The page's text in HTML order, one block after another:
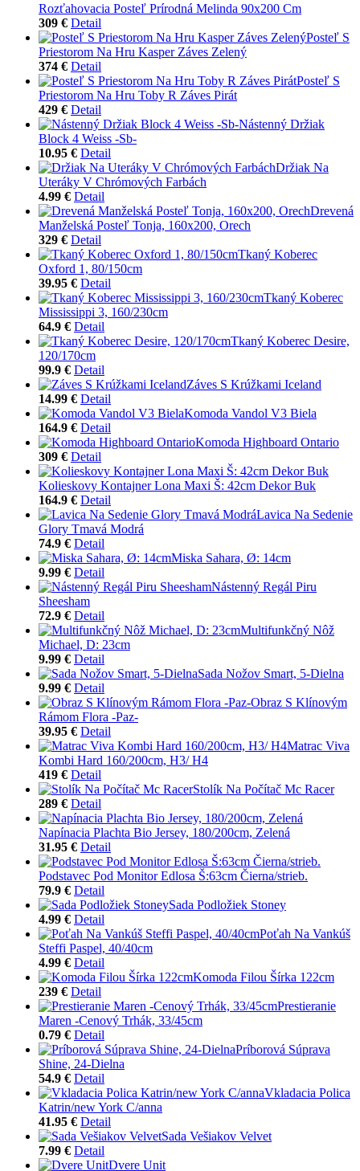
Rozťahovacia Posteľ Prírodná Melinda 90x200 Cm
309 € Detail
Posteľ S
Priestorom Na Hru Kasper Záves Zelený
374 € Detail
Posteľ S
Priestorom Na Hru Toby R Záves Pirát
429 € Detail
Nástenný Držiak
Block 4 Weiss -Sb-
10.95 € Detail
Držiak Na
Uteráky V Chrómových Farbách
4.99 € Detail
Drevená
Manželská Posteľ Tonja, 160x200, Orech
329 € Detail
Tkaný Koberec
Oxford 1, 80/150cm
39.95 € Detail
Tkaný Koberec
Mississippi 3, 160/230cm
64.9 € Detail
Tkaný Koberec Desire,
120/170cm
99.9 € Detail
Záves S Krúžkami Iceland
14.99 € Detail
Komoda Vandol V3 Biela
164.9 € Detail
Komoda Highboard Ontario
309 € Detail
Kolieskovy Kontajner Lona Maxi Š: 42cm Dekor Buk
164.9 € Detail
Lavica Na Sedenie
Glory Tmavá Modrá
74.9 € Detail
Miska Sahara, Ø: 14cm
9.99 € Detail
Nástenný Regál Piru
Sheesham
72.9 € Detail
Multifunkčný Nôž
Michael, D: 23cm
9.99 € Detail
Sada Nožov Smart, 5-Dielna
9.99 € Detail
Obraz S Klínovým
Rámom Flora -Paz-
39.95 € Detail
Matrac Viva
Kombi Hard 160/200cm, H3/ H4
419 € Detail
Stolík Na Počítač Mc Racer
289 € Detail
Napínacia Plachta Bio Jersey, 180/200cm, Zelená
31.95 € Detail
Podstavec Pod Monitor Edlosa Š:63cm Čierna/strieb.
79.9 € Detail
Sada Podložiek Stoney
4.99 € Detail
Poťah Na Vankúš
Steffi Paspel, 40/40cm
4.99 € Detail
Komoda Filou Šírka 122cm
239 € Detail
Prestieranie
Maren -Cenový Trhák, 33/45cm
0.79 € Detail
Príborová Súprava
Shine, 24-Dielna
54.9 € Detail
Vkladacia Polica
Katrin/new York C/anna
41.95 € Detail
Sada Vešiakov Velvet
7.99 € Detail
Dvere Unit